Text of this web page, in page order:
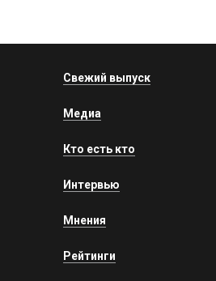
Свежий выпуск
Медиа
Кто есть кто
Интервью
Мнения
Рейтинги